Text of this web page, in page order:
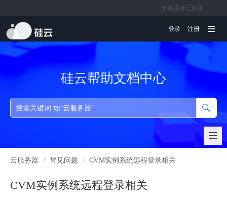
专精香港云服务
文档
登录 注册
硅云帮助文档中心
云服务器 / 常见问题 / CVM实例系统远程登录相关
CVM实例系统远程登录相关